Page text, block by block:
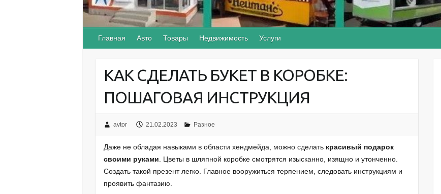
Главная Авто Товары Недвижимость Услуги
КАК СДЕЛАТЬ БУКЕТ В КОРОБКЕ:
ПОШАГОВАЯ ИНСТРУКЦИЯ
avtor 21.02.2023 Разное
Даже не обладая навыками в области хендмейда, можно сделать красивый подарок
своими руками. Цветы в шляпной коробке смотрятся изысканно, изящно и утонченно.
Создать такой презент легко. Главное вооружиться терпением, следовать инструкциям и
проявить фантазию.